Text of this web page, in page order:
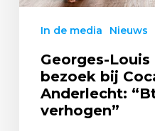
In de media Nieuws
Georges-
bezoek bij
Anderlecht:
verhogen”